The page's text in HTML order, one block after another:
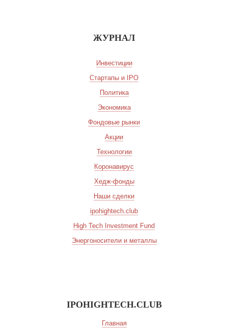
IPOHIGHTECH.CLUB
Главная
ЖУРНАЛ
Инвестиции
Стартапы и IPO
Политика
Экономика
Фондовые рынки
Акции
Технологии
Коронавирус
Хедж-фонды
Наши сделки
ipohightech.club
High Tech Investment Fund
Энергоносители и металлы